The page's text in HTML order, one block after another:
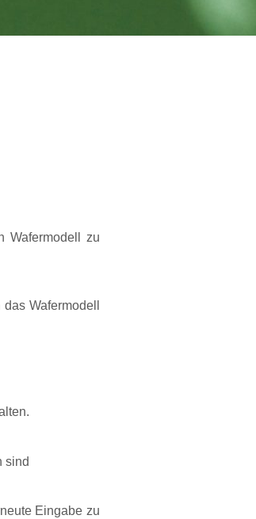
Wafermodell zu
Wafermodell
sind
Eingabe zu